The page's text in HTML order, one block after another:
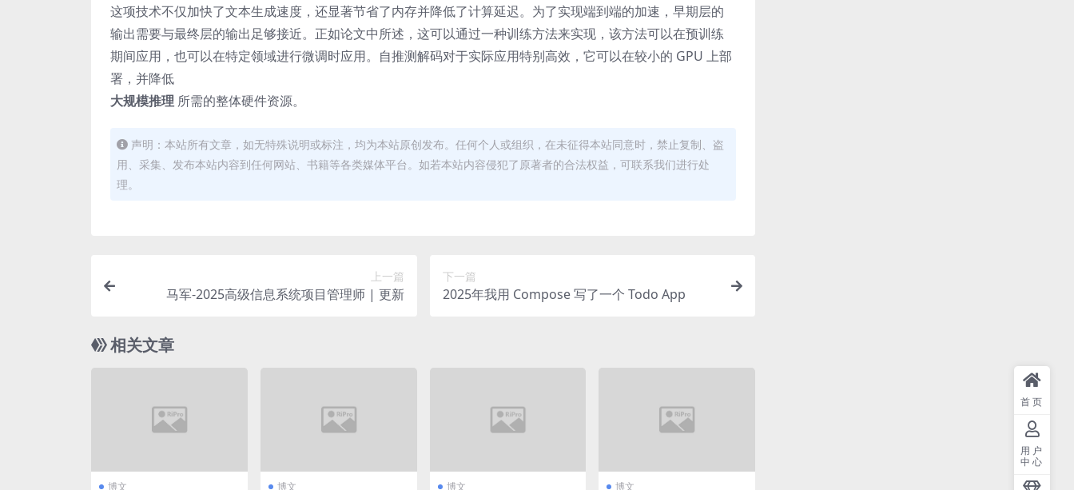
这项技术不仅加快了文本生成速度，还显著节省了内存并降低了计算延迟。为了实现端到端的加速，早期层的
输出需要与最终层的输出足够接近。正如论文中所述，这可以通过一种训练方法来实现，该方法可以在预训练
期间应用，也可以在特定领域进行微调时应用。自推测解码对于实际应用特别高效，它可以在较小的 GPU 上部
署，并降低
大规模推理 所需的整体硬件资源。
声明：本站所有文章，如无特殊说明或标注，均为本站原创发布。任何个人或组织，在未征得本站同意时，禁止复制、盗
用、采集、发布本站内容到任何网站、书籍等各类媒体平台。如若本站内容侵犯了原著者的合法权益，可联系我们进行处
理。
上一篇
马军-2025高级信息系统项目管理师 | 更新
下一篇
2025年我用 Compose 写了一个 Todo App
相关文章
博文 博文 博文 博文
首页
用户
中心